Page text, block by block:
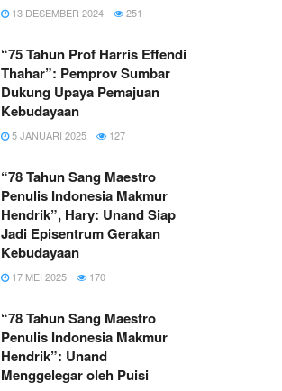
13 DESEMBER 2024 251
“75 Tahun Prof Harris Effendi
Thahar”: Pemprov Sumbar
Dukung Upaya Pemajuan
Kebudayaan
5 JANUARI 2025 127
“78 Tahun Sang Maestro
Penulis Indonesia Makmur
Hendrik”, Hary: Unand Siap
Jadi Episentrum Gerakan
Kebudayaan
17 MEI 2025 170
“78 Tahun Sang Maestro
Penulis Indonesia Makmur
Hendrik”: Unand
Menggelegar oleh Puisi